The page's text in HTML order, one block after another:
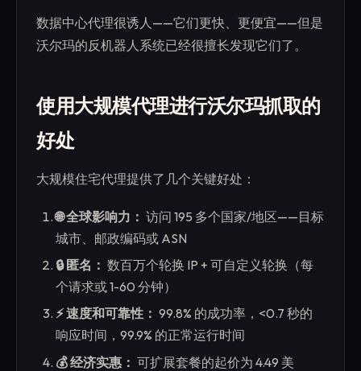
数据中心代理很诱人——它们更快、更便宜——但是
沃尔玛的反机器人系统已经很擅长发现它们了。
使用大规模代理进行沃尔玛抓取的
好处
大规模住宅代理提供了几个关键好处：
🌐 全球影响力： 访问 195 多个国家/地区——目标
城市、邮政编码或 ASN
🔒 匿名： 数百万个轮换 IP + 可自定义轮换（每
个请求或 1-60 分钟）
⚡ 速度和可靠性： 99.8% 的成功率，<0.7 秒的
响应时间，99.9% 的正常运行时间
💰 经济实惠： 可扩展套餐的起价为 4.49 美